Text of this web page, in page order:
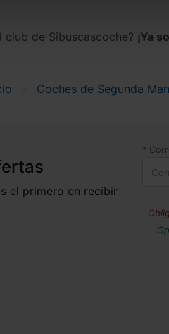
de Sibuscascoche? ¡Ya
Coches de Segunda
el primero en recibir